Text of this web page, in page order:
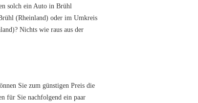
solch ein Auto in Brühl
(Rheinland) oder im Umkreis
Nichts wie raus aus der
Sie zum günstigen Preis die
für Sie nachfolgend ein paar